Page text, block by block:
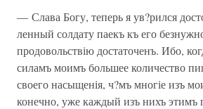
— Слава Богу, теперь я ув?рился
ленный солдату паекъ къ его
продовольствію достаточенъ. Ибо,
силамъ моимъ большее количество
своего насыщенія, ч?мъ многіе изъ
конечно, уже каждый изъ нихъ этимъ